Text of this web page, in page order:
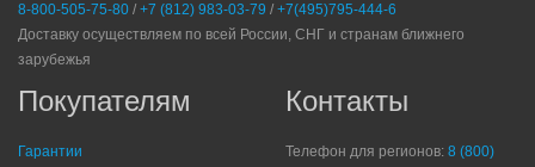
8-800-505-75-80 / +7 (812) 983-03-79 / +7(495)795-444-6
Доставку осуществляем по всей России, СНГ и странам ближнего
зарубежья
Покупателям
Гарантии
Контакты
Телефон для регионов: 8 (800)